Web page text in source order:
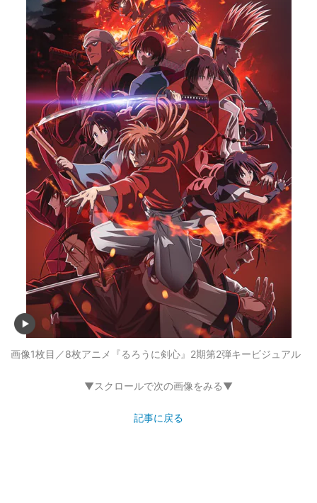
画像1枚目／8枚アニメ『るろうに剣心』2期第2弾キービジュアル
▼スクロールで次の画像をみる▼
記事に戻る